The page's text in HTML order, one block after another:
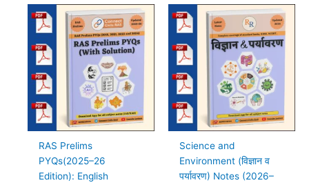
RAS Prelims
PYQs(2025–26
Edition): English
Science and
Environment (विज्ञान व
पर्यावरण) Notes (2026–